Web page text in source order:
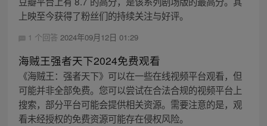
上映至今获得了粉丝们的持续关注与好评。
1 个回答 2024年09月12日 01:29
海贼王强者天下2024免费观看
《海贼王：强者天下》可以在一些在线视频平台观看，但
可能并非全部免费。您可以尝试在合法合规的视频平台上
搜索，部分平台可能会提供相关资源。需要注意的是，观
看未经授权的免费资源可能存在侵权风险。